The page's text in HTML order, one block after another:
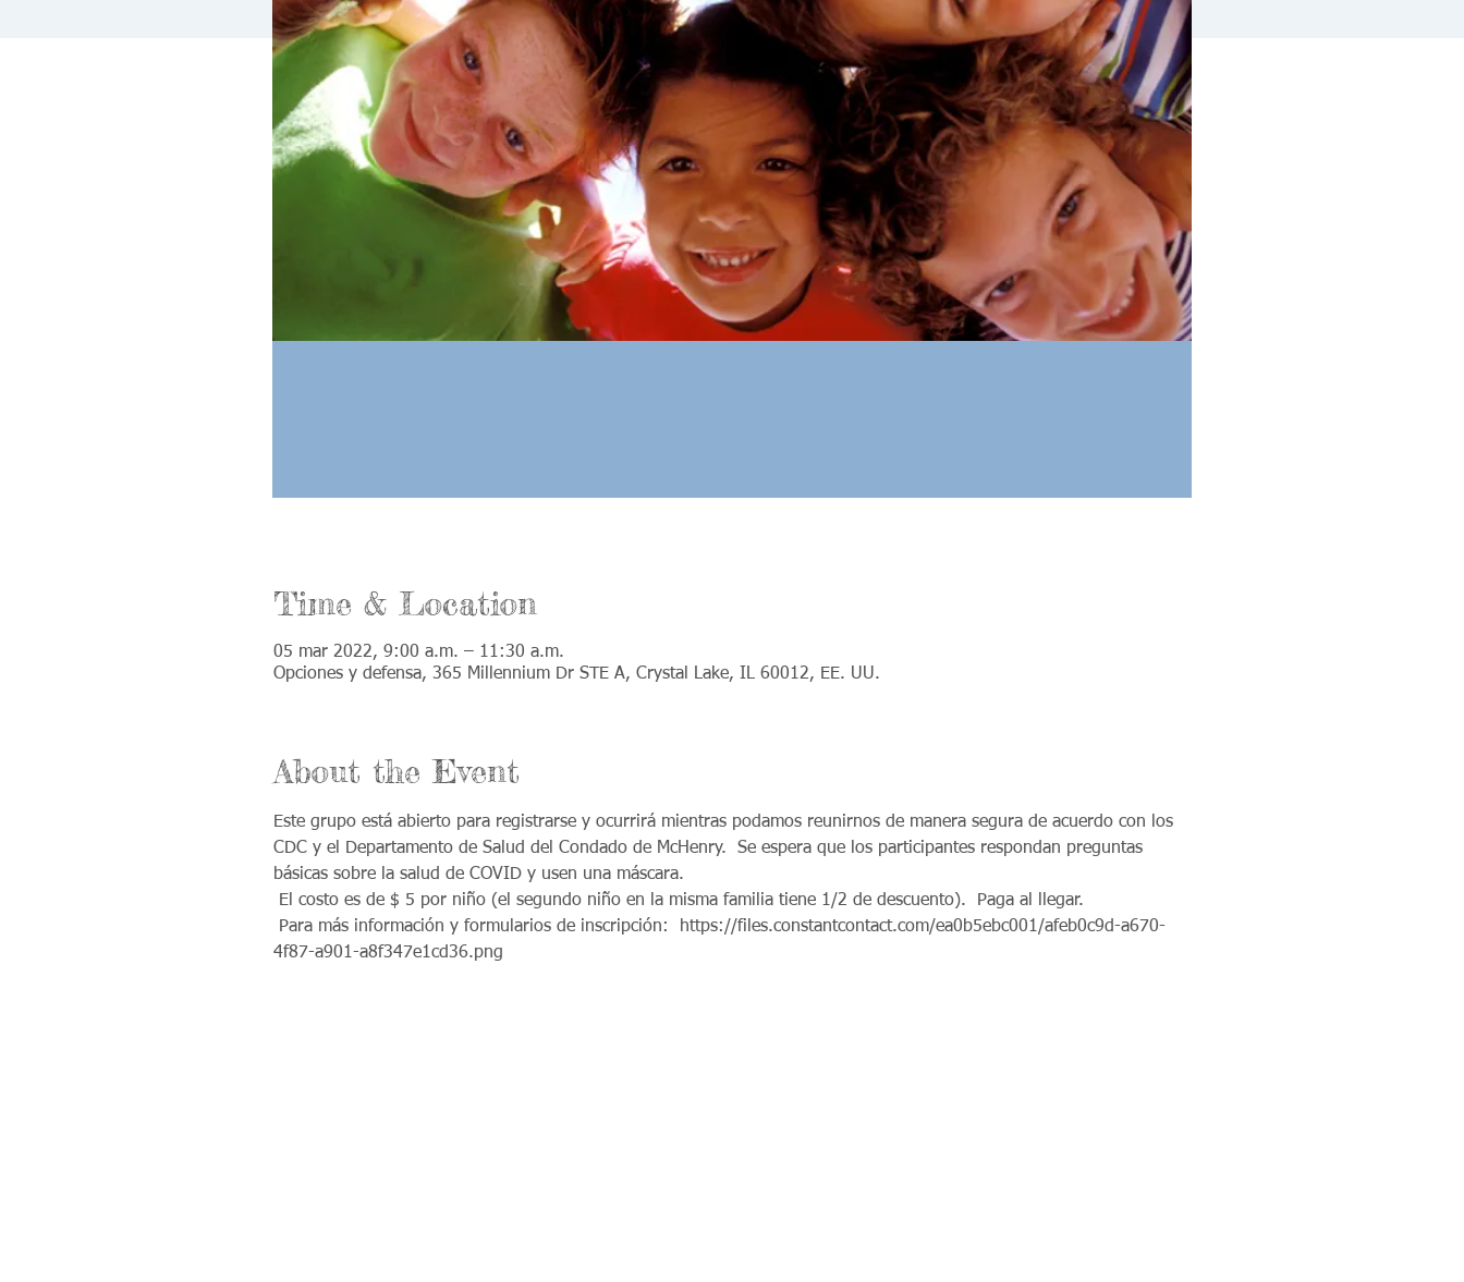
Time & Location
05 mar 2022, 9:00 a.m. – 11:30 a.m.
Opciones y defensa, 365 Millennium Dr STE A, Crystal Lake, IL 60012, EE. UU.
About the Event
Este grupo está abierto para registrarse y ocurrirá mientras podamos reunirnos de manera segura de acuerdo con los
CDC y el Departamento de Salud del Condado de McHenry.  Se espera que los participantes respondan preguntas
básicas sobre la salud de COVID y usen una máscara.
El costo es de $ 5 por niño (el segundo niño en la misma familia tiene 1/2 de descuento).  Paga al llegar.
4f87-a901-a8f347e1cd36.png